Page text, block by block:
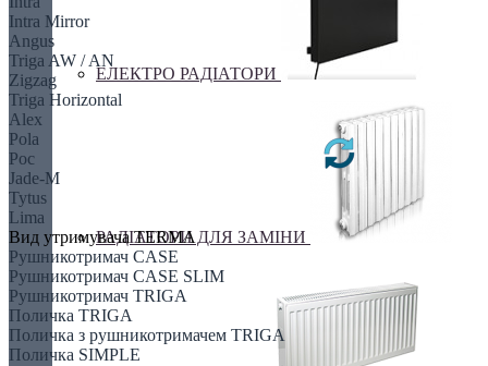
ЕЛЕКТРО РАДІАТОРИ
РАДІАТОРИ ДЛЯ ЗАМІНИ
Intra Mirror
Angus
Triga AW / AN
Zigzag
Triga Horizontal
Alex
Pola
Poc
Jade-M
Tytus
Lima
Вид утримувача TERMA
Рушникотримач CASE
Рушникотримач CASE SLIM
Рушникотримач TRIGA
Поличка TRIGA
Поличка з рушникотримачем TRIGA
Поличка SIMPLE